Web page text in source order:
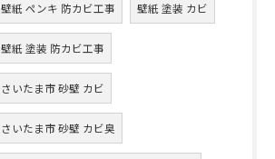
壁紙 ペンキ 防カビ工事 壁紙 塗装 カビ
壁紙 塗装 防カビ工事
さいたま市 砂壁 カビ
さいたま市 砂壁 カビ臭